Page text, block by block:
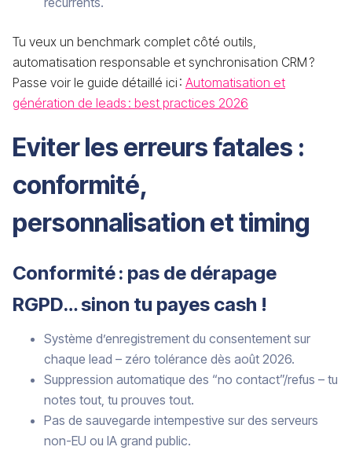
Tu veux un benchmark complet côté outils,
automatisation responsable et synchronisation CRM ?
Passe voir le guide détaillé ici : Automatisation et
génération de leads : best practices 2026
Eviter les erreurs fatales :
conformité,
personnalisation et timing
Conformité : pas de dérapage
RGPD… sinon tu payes cash !
Système d’enregistrement du consentement sur
chaque lead – zéro tolérance dès août 2026.
Suppression automatique des “no contact”/refus – tu
notes tout, tu prouves tout.
Pas de sauvegarde intempestive sur des serveurs
non-EU ou IA grand public.